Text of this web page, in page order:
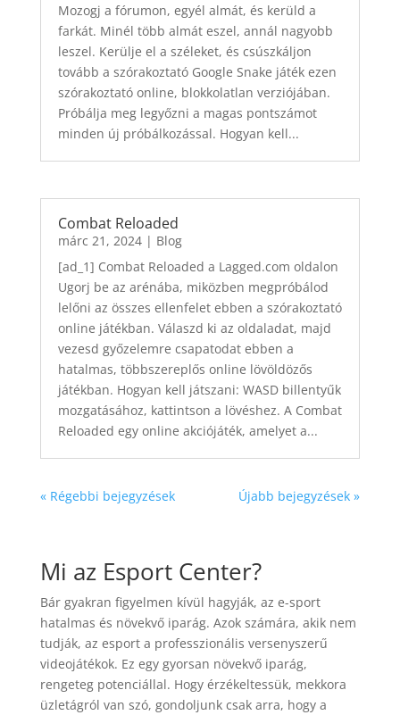
Mozogj a fórumon, egyél almát, és kerüld a
farkát. Minél több almát eszel, annál nagyobb
leszel. Kerülje el a széleket, és csúszkáljon
tovább a szórakoztató Google Snake játék ezen
szórakoztató online, blokkolatlan verziójában.
Próbálja meg legyőzni a magas pontszámot
minden új próbálkozással. Hogyan kell...
Combat Reloaded
márc 21, 2024| Blog
[ad_1] Combat Reloaded a Lagged.com oldalon
Ugorj be az arénába, miközben megpróbálod
lelőni az összes ellenfelet ebben a szórakoztató
online játékban. Válaszd ki az oldaladat, majd
vezesd győzelemre csapatodat ebben a
hatalmas, többszereplős online lövöldözős
játékban. Hogyan kell játszani: WASD billentyűk
mozgatásához, kattintson a lövéshez. A Combat
Reloaded egy online akciójáték, amelyet a...
« Régebbi bejegyzések Újabb bejegyzések »
Mi az Esport Center?
Bár gyakran figyelmen kívül hagyják, az e-sport
hatalmas és növekvő iparág. Azok számára, akik nem
tudják, az esport a professzionális versenyszerű
videojátékok. Ez egy gyorsan növekvő iparág,
rengeteg potenciállal. Hogy érzékeltessük, mekkora
üzletágról van szó, gondoljunk csak arra, hogy a